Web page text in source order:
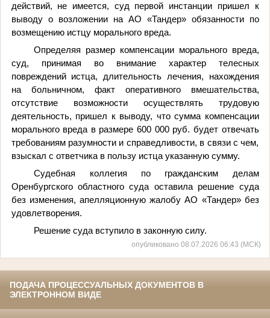
действий, не имеется, суд первой инстанции пришел к
выводу о возложении на АО «Тандер» обязанности по
возмещению истцу морального вреда.
Определяя размер компенсации морального вреда,
суд, принимая во внимание характер телесных
повреждений истца, длительность лечения, нахождения
на больничном, факт оперативного вмешательства,
отсутствие возможности осуществлять трудовую
деятельность, пришел к выводу, что сумма компенсации
морального вреда в размере 600 000 руб. будет отвечать
требованиям разумности и справедливости, в связи с чем,
взыскал с ответчика в пользу истца указанную сумму.
Судебная коллегия по гражданским делам
Оренбургского областного суда оставила решение суда
без изменения, апелляционную жалобу АО «Тандер» без
удовлетворения.
Решение суда вступило в законную силу.
опубликовано 08.07.2026 06:43 (МСК)
ПОДАЧА ПРОЦЕССУАЛЬНЫХ ДОКУМЕНТОВ В
ЭЛЕКТРОННОМ ВИДЕ